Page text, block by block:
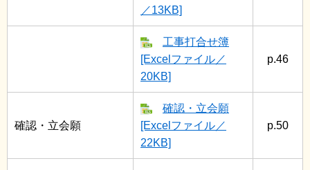
／13KB]
工事打合せ簿
[Excelファイル／
20KB]
p.46
確認・立会願
確認・立会願
[Excelファイル／
22KB]
p.50